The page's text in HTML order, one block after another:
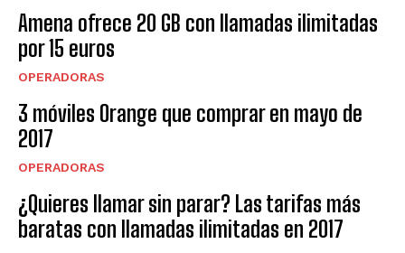
Amena ofrece 20 GB con llamadas ilimitadas
por 15 euros
OPERADORAS
3 móviles Orange que comprar en mayo de
2017
OPERADORAS
¿Quieres llamar sin parar? Las tarifas más
baratas con llamadas ilimitadas en 2017